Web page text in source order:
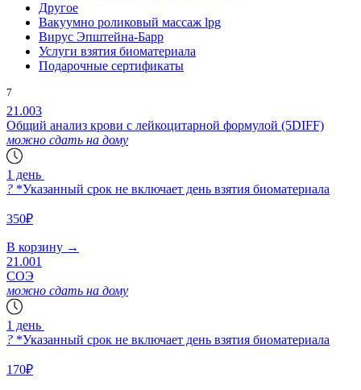
Другое
Вакуумно роликовый массаж lpg
Вирус Эпштейна-Барр
Услуги взятия биоматериала
Подарочные сертификаты
7
21.003
Общий анализ крови с лейкоцитарной формулой (5DIFF)
можно сдать на дому
1 день
? *Указанный срок не включает день взятия биоматериала
350₽
В корзину →
21.001
СОЭ
можно сдать на дому
1 день
? *Указанный срок не включает день взятия биоматериала
170₽